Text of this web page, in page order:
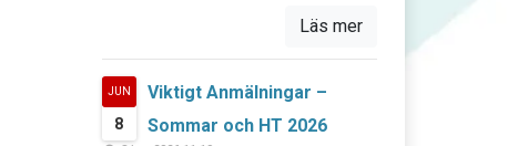
Läs mer
JUN
8
Viktigt Anmälningar –
Sommar och HT 2026